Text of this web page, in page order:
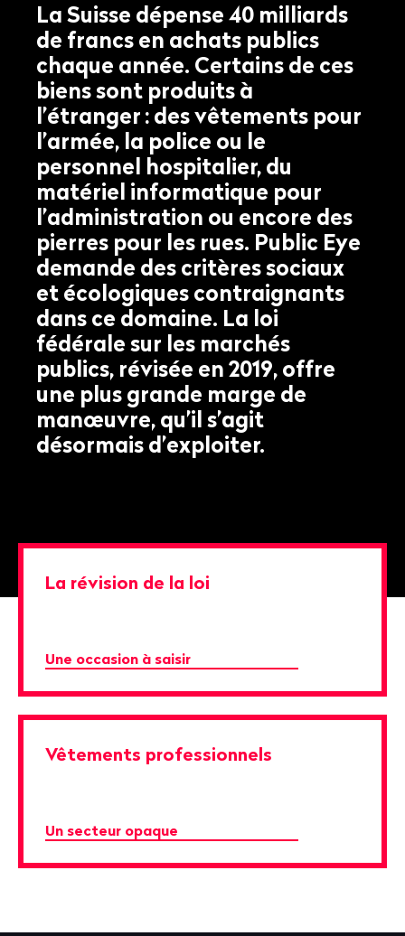
La Suisse dépense 40 milliards
de francs en achats publics
chaque année. Certains de ces
biens sont produits à
l’étranger : des vêtements pour
l’armée, la police ou le
personnel hospitalier, du
matériel informatique pour
l’administration ou encore des
pierres pour les rues. Public Eye
demande des critères sociaux
et écologiques contraignants
dans ce domaine. La loi
fédérale sur les marchés
publics, révisée en 2019, offre
une plus grande marge de
manœuvre, qu’il s’agit
désormais d’exploiter.
La révision de la loi
Une occasion à saisir
Vêtements professionnels
Un secteur opaque